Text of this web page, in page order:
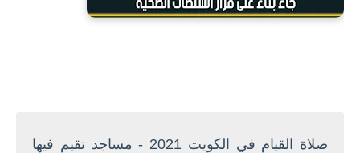
صلاة القيام في الكويت 2021 - مساجد تقيم فيها